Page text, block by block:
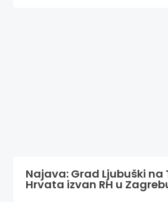
Najava: Grad Ljubuški na
Hrvata izvan RH u